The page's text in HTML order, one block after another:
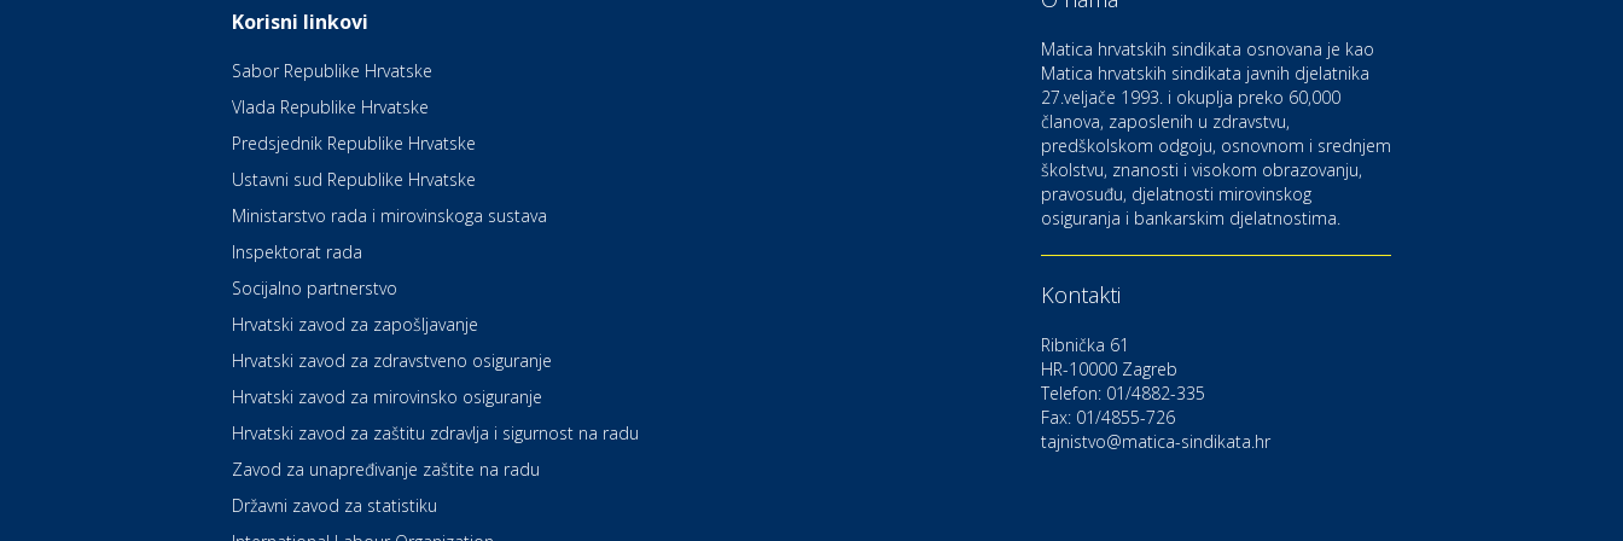
Kultura i edukacija
Kazalište Kerempuh
Kultura i edukacija
Kazalište ZKM
Auto-moto i tehnika
Zdravlje i osiguranje
UNIQA osiguranje
Korisni linkovi
Sabor Republike Hrvatske
Vlada Republike Hrvatske
Predsjednik Republike Hrvatske
Ustavni sud Republike Hrvatske
Ministarstvo rada i mirovinskoga sustava
Inspektorat rada
Socijalno partnerstvo
Hrvatski zavod za zapošljavanje
Hrvatski zavod za zdravstveno osiguranje
Hrvatski zavod za mirovinsko osiguranje
Hrvatski zavod za zaštitu zdravlja i sigurnost na radu
Zavod za unapređivanje zaštite na radu
Državni zavod za statistiku
Matica hrvatskih sindikata osnovana je kao
Matica hrvatskih sindikata javnih djelatnika
27.veljače 1993. i okuplja preko 60,000
članova, zaposlenih u zdravstvu,
predškolskom odgoju, osnovnom i srednjem
školstvu, znanosti i visokom obrazovanju,
pravosuđu, djelatnosti mirovinskog
osiguranja i bankarskim djelatnostima.
Kontakti
Ribnička 61
HR-10000 Zagreb
Telefon: 01/4882-335
Fax: 01/4855-726
tajnistvo@matica-sindikata.hr